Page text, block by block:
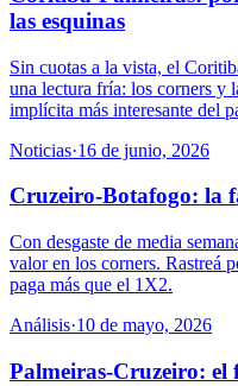
las esquinas
Sin cuotas a la vista, el
una lectura fría: los corners y
implícita más interesante del
Noticias·16 de junio, 2026
Cruzeiro-Botafogo: la
Con desgaste de media
valor en los corners. Rastreá
paga más que el 1X2.
Análisis·10 de mayo, 2026
Palmeiras-Cruzeiro: el